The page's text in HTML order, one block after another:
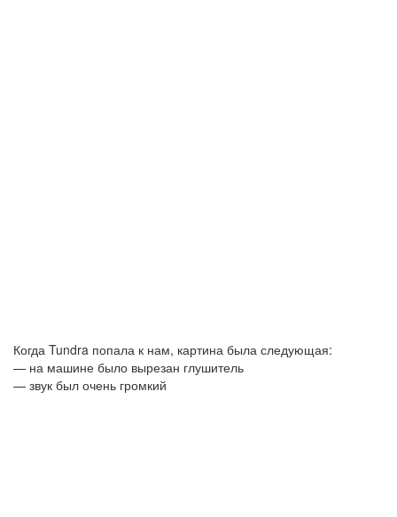
Когда Tundra попала к нам, картина была следующая:
— на машине было вырезан глушитель
— звук был очень громкий